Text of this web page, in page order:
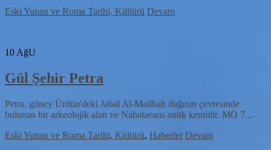
Eski Yunan ve Roma Tarihi, Kültürü Devam
10 AğU
Gül Şehir Petra
Petra, güney Ürdün'deki Jabal Al-Madbah dağının çevresinde
bulunan bir arkeolojik alan ve Nabataeans antik kentidir. MÖ 7....
Eski Yunan ve Roma Tarihi, Kültürü, Haberler Devam